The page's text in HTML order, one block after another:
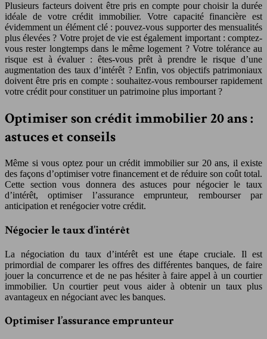
Plusieurs facteurs doivent être pris en compte pour choisir la durée
idéale de votre crédit immobilier. Votre capacité financière est
évidemment un élément clé : pouvez-vous supporter des mensualités
plus élevées ? Votre projet de vie est également important : comptez-
vous rester longtemps dans le même logement ? Votre tolérance au
risque est à évaluer : êtes-vous prêt à prendre le risque d’une
augmentation des taux d’intérêt ? Enfin, vos objectifs patrimoniaux
doivent être pris en compte : souhaitez-vous rembourser rapidement
votre crédit pour constituer un patrimoine plus important ?
Optimiser son crédit immobilier 20 ans :
astuces et conseils
Même si vous optez pour un crédit immobilier sur 20 ans, il existe
des façons d’optimiser votre financement et de réduire son coût total.
Cette section vous donnera des astuces pour négocier le taux
d’intérêt, optimiser l’assurance emprunteur, rembourser par
anticipation et renégocier votre crédit.
Négocier le taux d’intérêt
La négociation du taux d’intérêt est une étape cruciale. Il est
primordial de comparer les offres des différentes banques, de faire
jouer la concurrence et de ne pas hésiter à faire appel à un courtier
immobilier. Un courtier peut vous aider à obtenir un taux plus
avantageux en négociant avec les banques.
Optimiser l’assurance emprunteur